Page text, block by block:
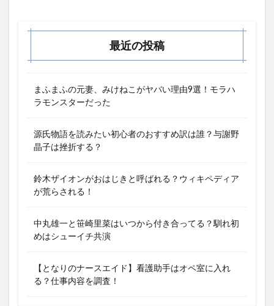
最近の投稿
まふまふの元妻、みけねこがヤバい理由9選！モラハ
ラモンスターだった
源氏物語を読みたい初心者のおすすめ訳は誰？与謝野
晶子は挫折する？
鈴木ザイオンがおはじきと呼ばれる？ウィキペディア
が荒らされる！
中丸雄一と笹崎里菜はいつから付き合ってる？馴れ初
めはシューイチ共演
【となりのナースエイド】看護助手はオペ室に入れ
る？仕事内容を調査！